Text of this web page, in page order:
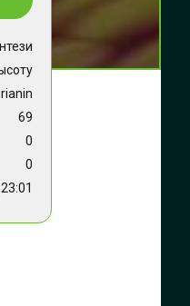
69
0
0